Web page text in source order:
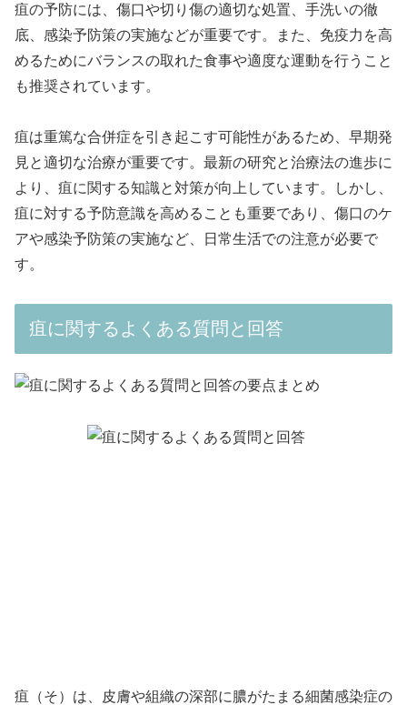
疽の予防には、傷口や切り傷の適切な処置、手洗いの徹
底、感染予防策の実施などが重要です。また、免疫力を高
めるためにバランスの取れた食事や適度な運動を行うこと
も推奨されています。
疽は重篤な合併症を引き起こす可能性があるため、早期発
見と適切な治療が重要です。最新の研究と治療法の進歩に
より、疽に関する知識と対策が向上しています。しかし、
疽に対する予防意識を高めることも重要であり、傷口のケ
アや感染予防策の実施など、日常生活での注意が必要で
す。
疽に関するよくある質問と回答
疽（そ）は、皮膚や組織の深部に膿がたまる細菌感染症の